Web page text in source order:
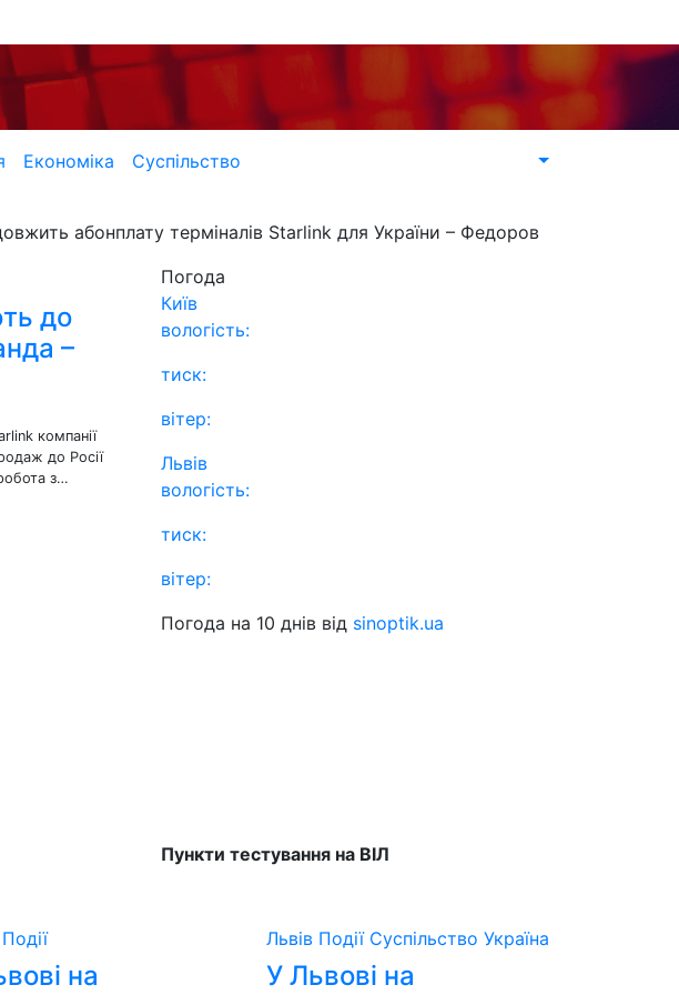
Економіка Суспільство
абонплату терміналів Starlink для України – Федоров
до
–
компанії
до Росії
з…
Погода
Київ
вологість:
тиск:
вітер:
Львів
вологість:
тиск:
вітер:
Погода на 10 днів від sinoptik.ua
Пункти тестування на ВІЛ
Події
на
Львів Події Суспільство Україна
У Львові на